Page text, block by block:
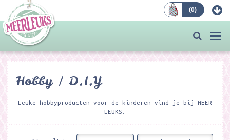
(0)
Hobby / D.I.Y
Leuke hobbyproducten voor de kinderen vind je bij MEER
LEUKS.